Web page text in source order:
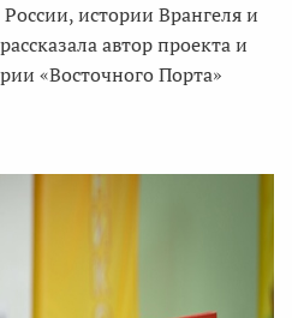
истории Врангеля и
автор проекта и
«Восточного Порта»